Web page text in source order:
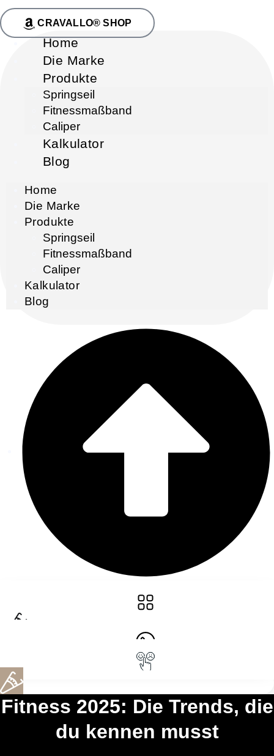
CRAVALLO® SHOP
Home
Die Marke
Produkte
Springseil
Fitnessmaßband
Caliper
Kalkulator
Blog
Home
Die Marke
Produkte
Springseil
Fitnessmaßband
Caliper
Kalkulator
Blog
Fitness 2025: Die Trends, die
du kennen musst